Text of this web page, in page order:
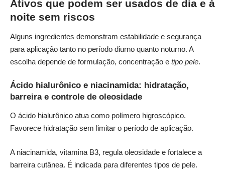
Ativos que podem ser usados de dia e à
noite sem riscos
Alguns ingredientes demonstram estabilidade e segurança
para aplicação tanto no período diurno quanto noturno. A
escolha depende de formulação, concentração e tipo pele.
Ácido hialurônico e niacinamida: hidratação,
barreira e controle de oleosidade
O ácido hialurônico atua como polímero higroscópico.
Favorece hidratação sem limitar o período de aplicação.
A niacinamida, vitamina B3, regula oleosidade e fortalece a
barreira cutânea. É indicada para diferentes tipos de pele.